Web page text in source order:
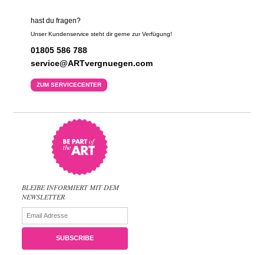
hast du fragen?
Unser Kundenservice steht dir gerne zur Verfügung!
01805 586 788
service@ARTvergnuegen.com
ZUM SERVICECENTER
BLEIBE INFORMIERT MIT DEM
NEWSLETTER